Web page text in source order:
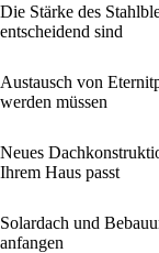
Die Stärke des
entscheidend sind
Austausch von
werden müssen
Neues
Ihrem Haus passt
Solardach und
anfangen